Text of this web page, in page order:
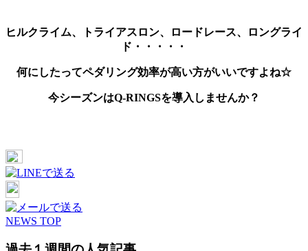
ヒルクライム、トライアスロン、ロードレース、ロングライ
ド・・・・・
何にしたってペダリング効率が高い方がいいですよね☆
今シーズンはQ-RINGSを導入しませんか？
NEWS TOP